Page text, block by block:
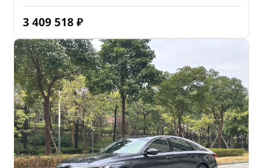
3 409 518 ₽